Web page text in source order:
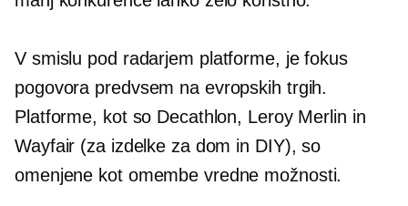
V smislu pod radarjem platforme, je fokus
pogovora predvsem na evropskih trgih.
Platforme, kot so Decathlon, Leroy Merlin in
Wayfair (za izdelke za dom in DIY), so
omenjene kot omembe vredne možnosti.